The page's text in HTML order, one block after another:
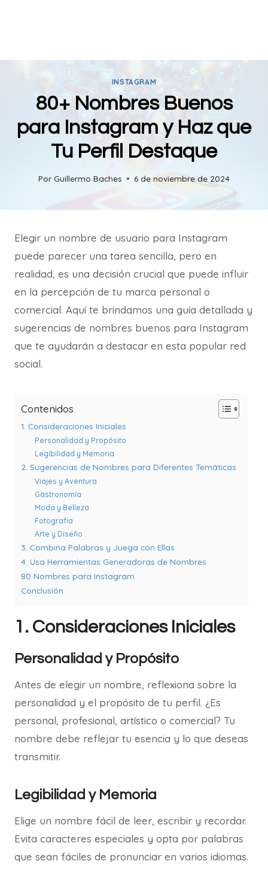
INSTAGRAM
80+ Nombres Buenos
para Instagram y Haz que
Tu Perfil Destaque
Por Guillermo Baches 6 de noviembre de 2024
Elegir un nombre de usuario para Instagram
puede parecer una tarea sencilla, pero en
realidad, es una decisión crucial que puede influir
en la percepción de tu marca personal o
comercial. Aquí te brindamos una guía detallada y
sugerencias de nombres buenos para Instagram
que te ayudarán a destacar en esta popular red
social.
Contenidos
1. Consideraciones Iniciales
Personalidad y Propósito
Legibilidad y Memoria
2. Sugerencias de Nombres para Diferentes Temáticas
Viajes y Aventura
Gastronomía
Moda y Belleza
Fotografía
Arte y Diseño
3. Combina Palabras y Juega con Ellas
4. Usa Herramientas Generadoras de Nombres
80 Nombres para Instagram
Conclusión
1. Consideraciones Iniciales
Personalidad y Propósito
Antes de elegir un nombre, reflexiona sobre la
personalidad y el propósito de tu perfil. ¿Es
personal, profesional, artístico o comercial? Tu
nombre debe reflejar tu esencia y lo que deseas
transmitir.
Legibilidad y Memoria
Elige un nombre fácil de leer, escribir y recordar.
Evita caracteres especiales y opta por palabras
que sean fáciles de pronunciar en varios idiomas.